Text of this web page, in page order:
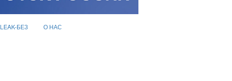
LEAK-БЕЗ О НАС